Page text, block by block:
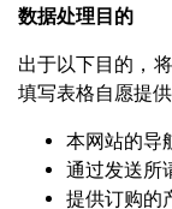
数据处理目的
出于以下目的，
填写​​表格自愿提
本网站的导
通过发送所
提供订购的